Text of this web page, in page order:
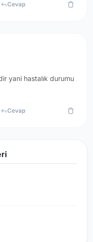
Cevap
yani hastalık durumu
Cevap